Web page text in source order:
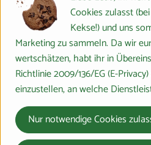
Hersteller: DEE
Italien
dennree
dennree ist eine Bio-Marke der
Cookies zulasst
Kekse!) und uns
Marketing zu sammeln. Da wir
wertschätzen, habt ihr in
Richtlinie 2009/136/EG (E-
einzustellen, an welche
Nur notwendige Cookies